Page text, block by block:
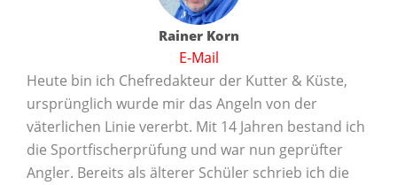
Rainer Korn
E-Mail
Heute bin ich Chefredakteur der Kutter & Küste,
ursprünglich wurde mir das Angeln von der
väterlichen Linie vererbt. Mit 14 Jahren bestand ich
die Sportfischerprüfung und war nun geprüfter
Angler. Bereits als älterer Schüler schrieb ich die